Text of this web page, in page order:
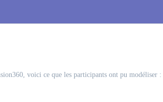
voici ce que les participants ont pu modéliser :